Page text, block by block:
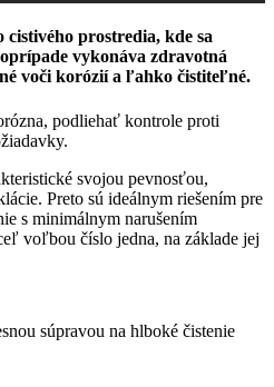
prostredia, kde sa
vykonáva zdravotná
voči korózií a ľahko čistiteľné.
podliehať kontrole proti
svojou pevnosťou,
Preto sú ideálnym riešením pre
s minimálnym narušením
voľbou číslo jedna, na základe jej
súpravou na hlboké čistenie